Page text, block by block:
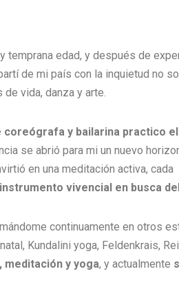
temprana edad, y después de
de mi país con la inquietud no
vida, danza y arte.
y bailarina practico
se abrió para mi un nuevo
en una meditación activa,
vivencial en busca
continuamente en otros
Kundalini yoga, Feldenkrais,
meditación y yoga, y actualmente